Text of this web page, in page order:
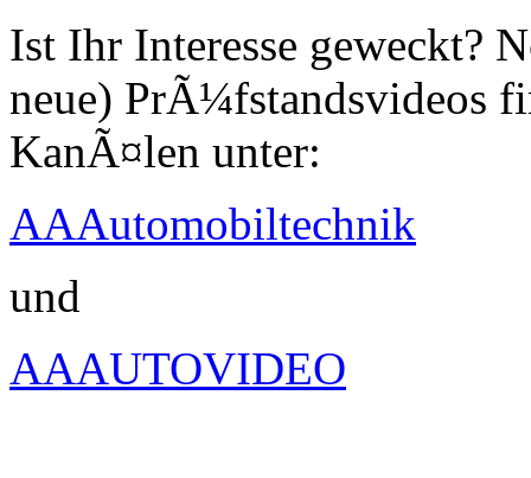
Ist Ihr Interesse geweckt?
neue) PrÃ¼fstandsvideos
KanÃ¤len unter:
AAAutomobiltechnik
und
AAAUTOVIDEO